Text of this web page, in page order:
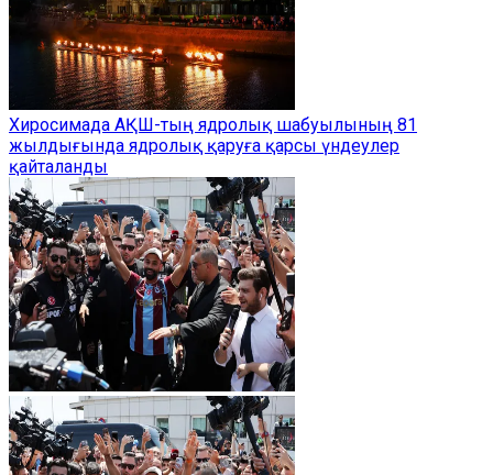
Хиросимада АҚШ-тың ядролық шабуылының 81
жылдығында ядролық қаруға қарсы үндеулер
қайталанды